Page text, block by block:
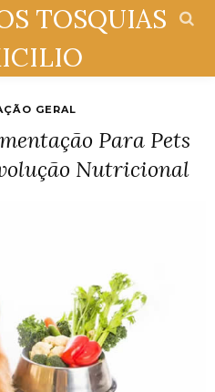
TOSQUIAS
GERAL
Para Pets
Nutricional